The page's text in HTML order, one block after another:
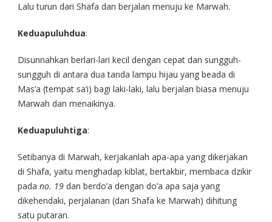
Lalu turun dari Shafa dan berjalan menuju ke Marwah.
Keduapuluhdua:
Disunnahkan berlari-lari kecil dengan cepat dan sungguh-
sungguh di antara dua tanda lampu hijau yang beada di
Mas’a (tempat sa’i) bagi laki-laki, lalu berjalan biasa menuju
Marwah dan menaikinya.
Keduapuluhtiga:
Setibanya di Marwah, kerjakanlah apa-apa yang dikerjakan
di Shafa, yaitu menghadap kiblat, bertakbir, membaca dzikir
pada no. 19 dan berdo’a dengan do’a apa saja yang
dikehendaki, perjalanan (dari Shafa ke Marwah) dihitung
satu putaran.